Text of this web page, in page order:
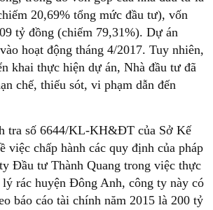
20,69% tổng mức đầu tư), vốn
tỷ đồng (chiếm 79,31%). Dự án
hoạt động tháng 4/2017. Tuy nhiên,
khai thực hiện dự án, Nhà đầu tư đã
chế, thiếu sót, vi phạm dẫn đến
tra số 6644/KL-KH&ĐT của Sở Kế
việc chấp hành các quy định của pháp
Đầu tư Thành Quang trong việc thực
rác huyện Đông Anh, công ty này có
báo cáo tài chính năm 2015 là 200 tỷ